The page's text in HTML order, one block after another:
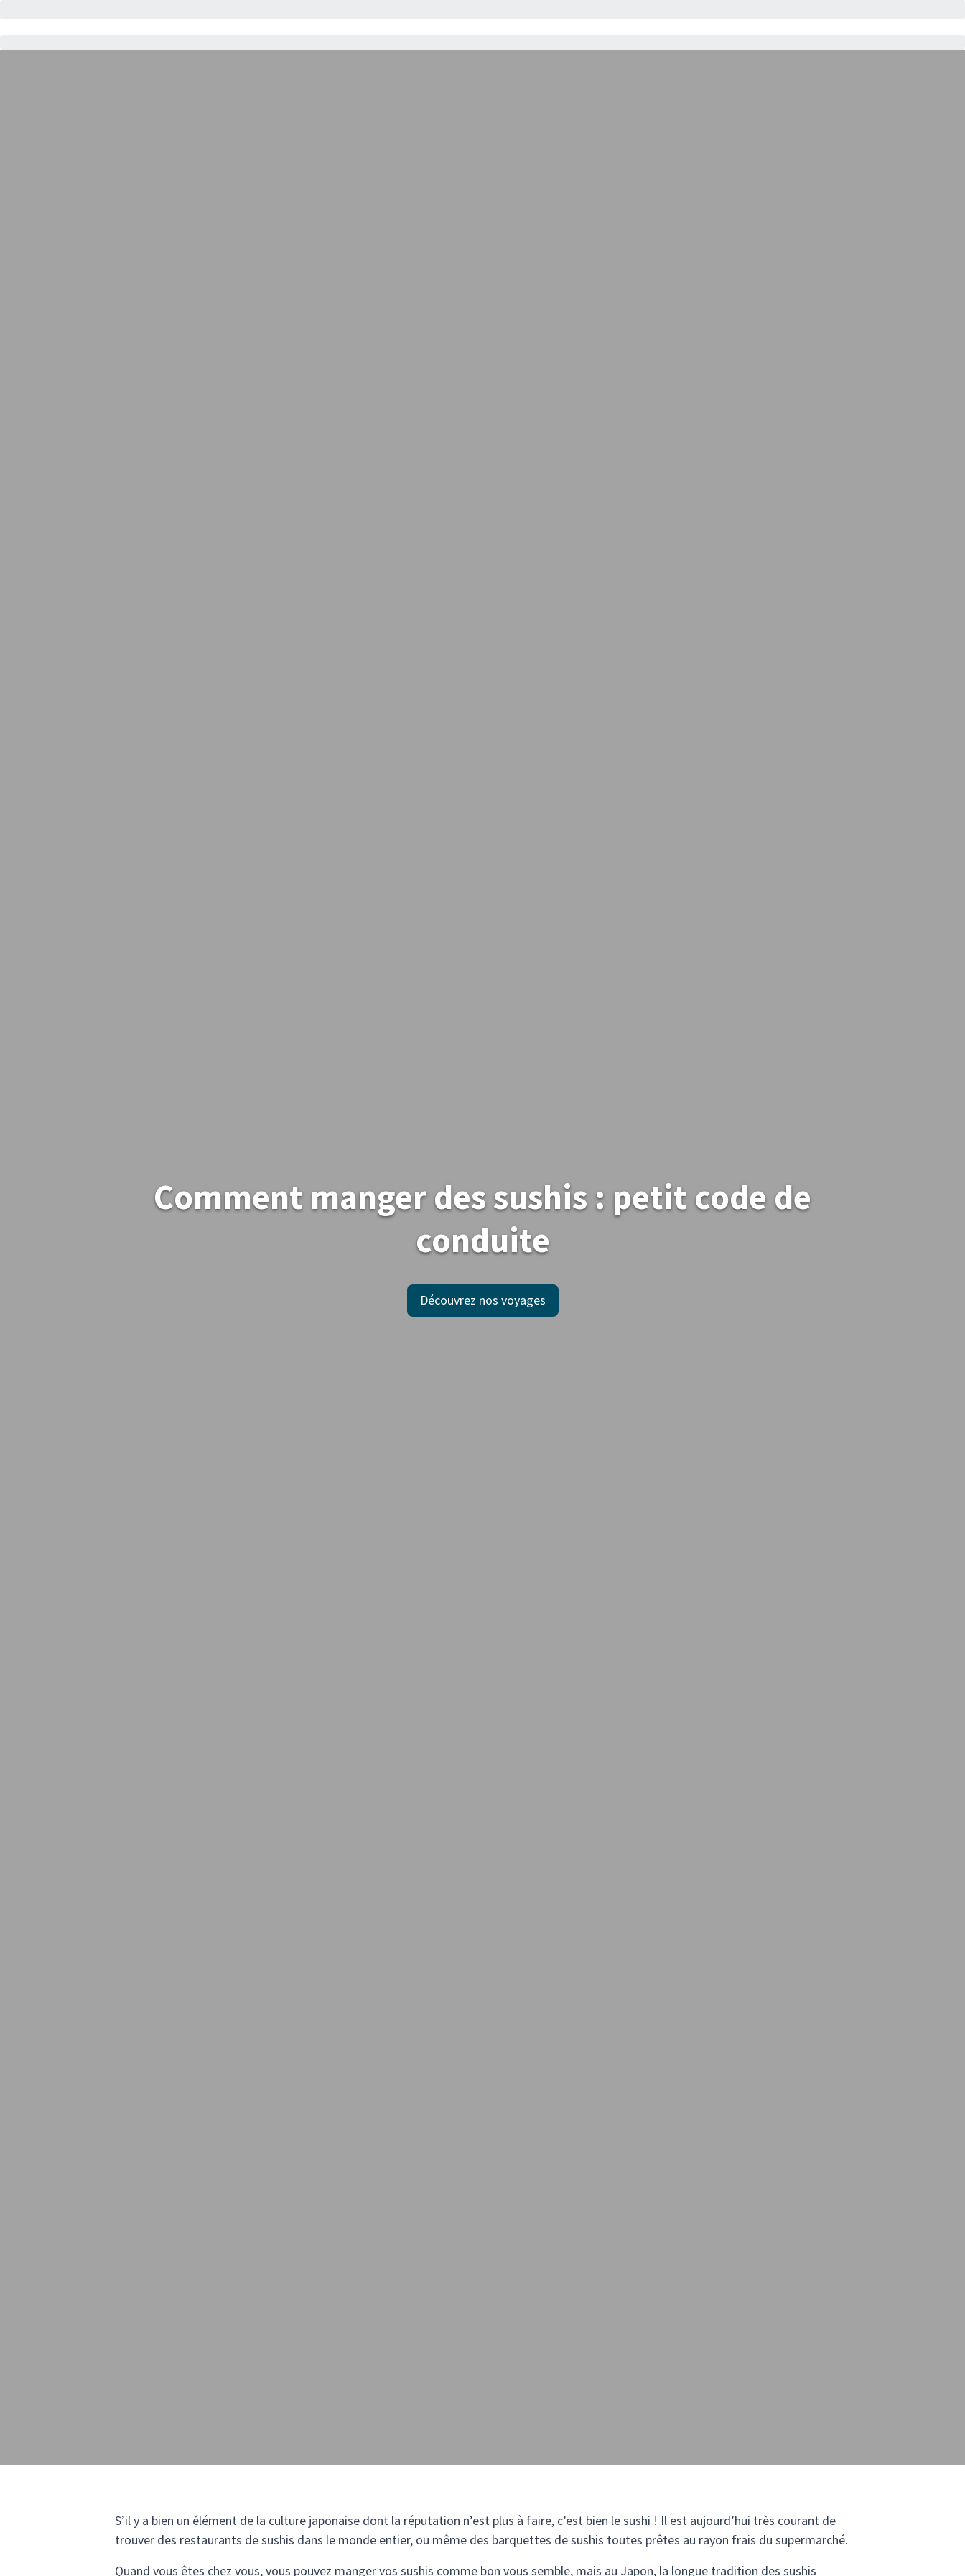
Comment manger des sushis : petit code de
conduite
Découvrez nos voyages
S’il y a bien un élément de la culture japonaise dont la réputation n’est plus à faire, c’est bien le sushi ! Il est aujourd’hui très courant de
trouver des restaurants de sushis dans le monde entier, ou même des barquettes de sushis toutes prêtes au rayon frais du supermarché.
Quand vous êtes chez vous, vous pouvez manger vos sushis comme bon vous semble, mais au Japon, la longue tradition des sushis